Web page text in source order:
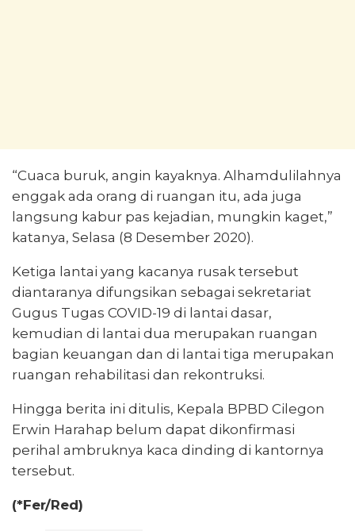
“Cuaca buruk, angin kayaknya. Alhamdulilahnya
enggak ada orang di ruangan itu, ada juga
langsung kabur pas kejadian, mungkin kaget,”
katanya, Selasa (8 Desember 2020).
Ketiga lantai yang kacanya rusak tersebut
diantaranya difungsikan sebagai sekretariat
Gugus Tugas COVID-19 di lantai dasar,
kemudian di lantai dua merupakan ruangan
bagian keuangan dan di lantai tiga merupakan
ruangan rehabilitasi dan rekontruksi.
Hingga berita ini ditulis, Kepala BPBD Cilegon
Erwin Harahap belum dapat dikonfirmasi
perihal ambruknya kaca dinding di kantornya
tersebut.
(*Fer/Red)